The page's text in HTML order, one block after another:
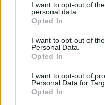
I want to opt-out of
personal data.
Opted In
I want to opt-out of
Personal Data.
Opted In
I want to opt-out of
Personal Data for
Opted In
Donald Trump· Matteo Salvini
STARZ
2